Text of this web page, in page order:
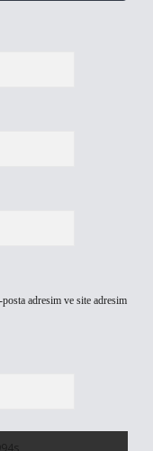
adresim ve site adresim